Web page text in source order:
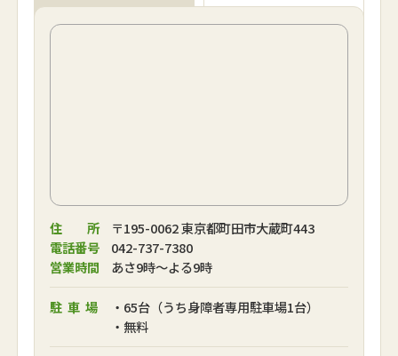
住 所
〒195-0062 東京都町田市大蔵町443
電話番号
042-737-7380
営業時間
あさ9時～よる9時
駐車場
・65台（うち身障者専用駐車場1台）
・無料